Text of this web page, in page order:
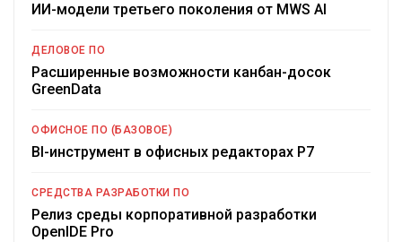
ИИ-модели третьего поколения от MWS AI
ДЕЛОВОЕ ПО
Расширенные возможности канбан-досок
GreenData
ОФИСНОЕ ПО (БАЗОВОЕ)
BI-инструмент в офисных редакторах Р7
СРЕДСТВА РАЗРАБОТКИ ПО
Релиз среды корпоративной разработки
OpenIDE Pro